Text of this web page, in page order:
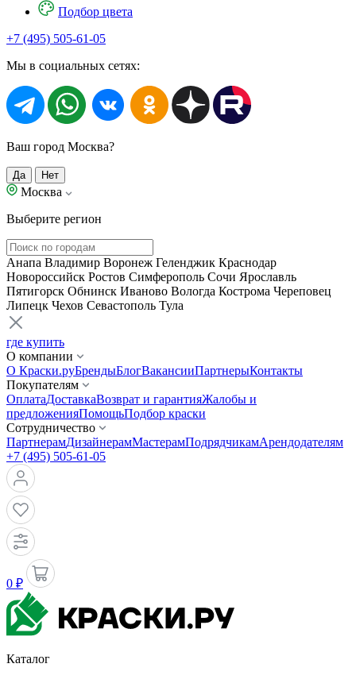
Подбор цвета
+7 (495) 505-61-05
Мы в социальных сетях:
Ваш город Москва?
Да Нет
Москва
Выберите регион
Анапа Владимир Воронеж Геленджик Краснодар
Новороссийск Ростов Симферополь Сочи Ярославль
Пятигорск Обнинск Иваново Вологда Кострома Череповец
Липецк Чехов Севастополь Тула
где купить
О компании
О Краски.руБрендыБлогВакансииПартнерыКонтакты
Покупателям
ОплатаДоставкаВозврат и гарантияЖалобы и
предложенияПомощьПодбор краски
Сотрудничество
ПартнерамДизайнерамМастерамПодрядчикамАрендодателям
+7 (495) 505-61-05
0 ₽
Каталог